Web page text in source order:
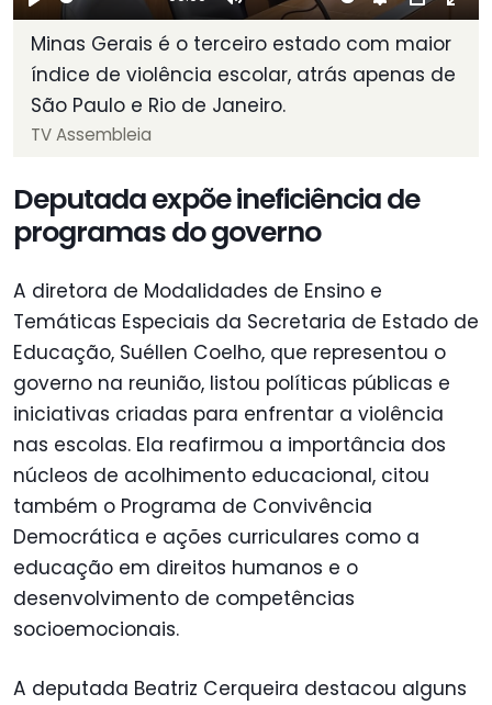
Play Mute Settings
PIP
Minas Gerais é o terceiro estado com maior
índice de violência escolar, atrás apenas de
São Paulo e Rio de Janeiro.
TV Assembleia
Deputada expõe ineficiência de
programas do governo
A diretora de Modalidades de Ensino e
Temáticas Especiais da Secretaria de Estado de
Educação, Suéllen Coelho, que representou o
governo na reunião, listou políticas públicas e
iniciativas criadas para enfrentar a violência
nas escolas. Ela reafirmou a importância dos
núcleos de acolhimento educacional, citou
também o Programa de Convivência
Democrática e ações curriculares como a
educação em direitos humanos e o
desenvolvimento de competências
socioemocionais.
A deputada Beatriz Cerqueira destacou alguns